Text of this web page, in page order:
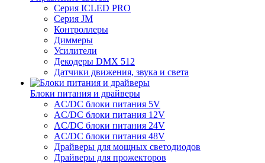
Серия ICLED PRO
Серия JM
Контроллеры
Диммеры
Усилители
Декодеры DMX 512
Датчики движения, звука и света
Блоки питания и драйверы
AC/DC блоки питания 5V
AC/DC блоки питания 12V
AC/DC блоки питания 24V
AC/DC блоки питания 48V
Драйверы для мощных светодиодов
Драйверы для прожекторов